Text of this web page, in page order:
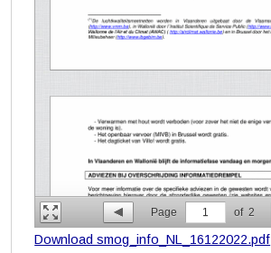
Page 1 of 2
Download smog_info_NL_16122022.pdf